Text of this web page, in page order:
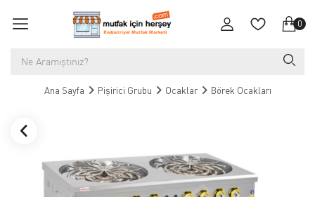
0
Ana Sayfa Pişirici Grubu Ocaklar Börek Ocakları